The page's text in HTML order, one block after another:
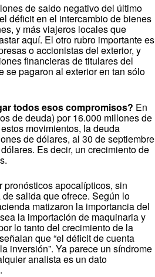
de saldo negativo del último
déficit en el intercambio de bienes
y más viajeros locales que
aquí. El otro rubro importante es
o accionistas del exterior, y
financieras de titulares del
se pagaron al exterior en tan sólo
todos esos compromisos? En
de deuda) por 16.000 millones de
movimientos, la deuda
de dólares, al 30 de septiembre
Es decir, un crecimiento de
pronósticos apocalípticos, sin
salida que ofrece. Según lo
matizaron la importancia del
la importación de maquinaria y
lo tanto del crecimiento de la
que “el déficit de cuenta
inversión”. Ya parece un síndrome
analista es un dato